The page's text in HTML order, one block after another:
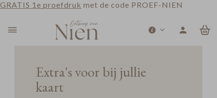
GRATIS 1e proefdruk met de code PROEF-NIEN
Extra's voor bij jullie
kaart